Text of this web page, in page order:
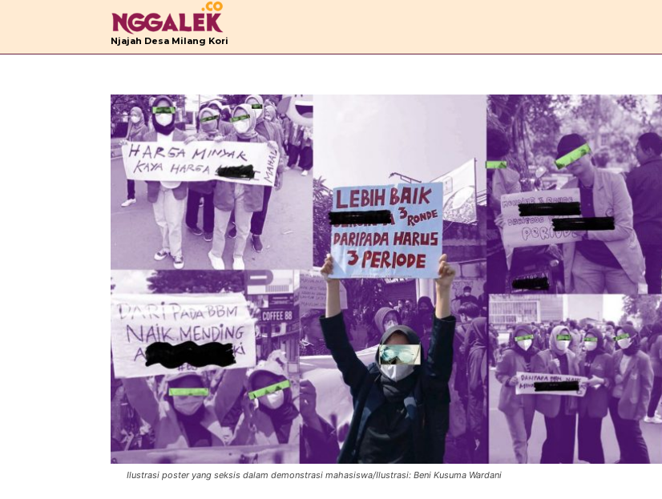
Njajah Desa Milang Kori
Ilustrasi poster yang seksis dalam demonstrasi mahasiswa/Ilustrasi: Beni Kusuma Wardani